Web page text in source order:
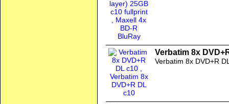
Verbatim 8x
Verbatim 8x DVD+R